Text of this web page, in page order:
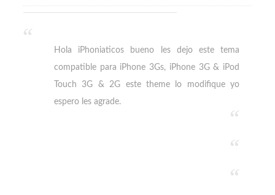
Hola iPhoniaticos bueno les dejo este tema
compatible para iPhone 3Gs, iPhone 3G & iPod
Touch 3G & 2G este theme lo modifique yo
espero les agrade.